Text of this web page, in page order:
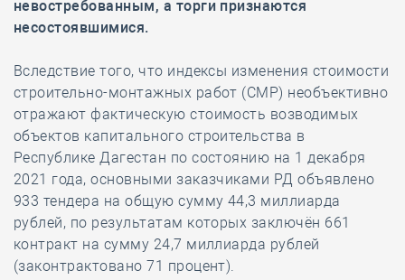
невостребованным, а торги признаются
несостоявшимися.
Вследствие того, что индексы изменения стоимости
строительно-монтажных работ (СМР) необъективно
отражают фактическую стоимость возводимых
объектов капитального строительства в
Республике Дагестан по состоянию на 1 декабря
2021 года, основными заказчиками РД объявлено
933 тендера на общую сумму 44,3 миллиарда
рублей, по результатам которых заключён 661
контракт на сумму 24,7 миллиарда рублей
(законтрактовано 71 процент).